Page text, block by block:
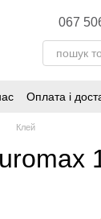
067
Оплата і
Клей